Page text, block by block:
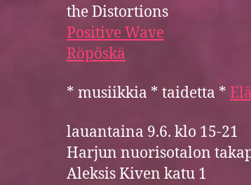
the Distortions
Positive Wave
Röpöskä
* musiikkia * taidetta *
lauantaina 9.6. klo 15-21
Harjun nuorisotalon
Aleksis Kiven katu 1